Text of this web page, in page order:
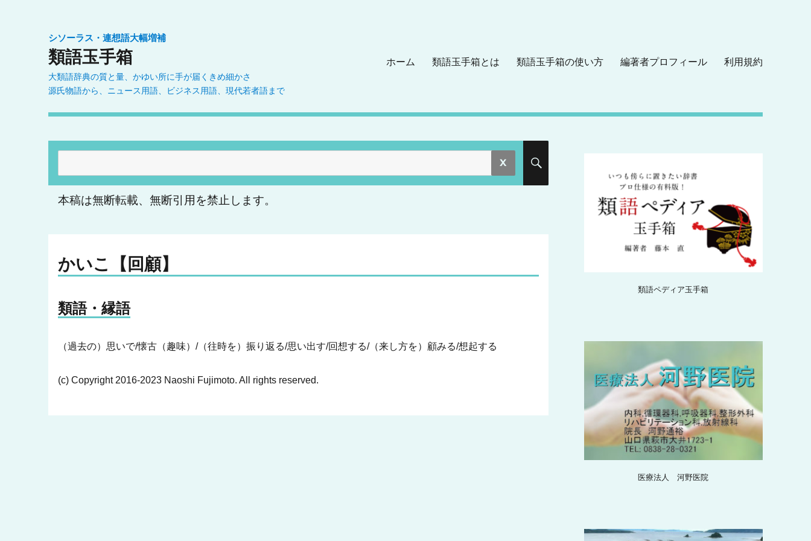
シソーラス・連想語大幅増補
類語玉手箱
大類語辞典の質と量、かゆい所に手が届くきめ細かさ
源氏物語から、ニュース用語、ビジネス用語、現代若者語まで
ホーム 類語玉手箱とは 類語玉手箱の使い方 編著者プロフィール 利用規約
索:
本稿は無断転載、無断引用を禁止します。
かいこ【回顧】
類語・縁語
（過去の）思いで/懐古（趣味）/（往時を）振り返る/思い出す/回想する/（来し方を）顧みる/想起する
(c) Copyright 2016-2023 Naoshi Fujimoto. All rights reserved.
類語ペディア玉手箱
医療法人 河野医院